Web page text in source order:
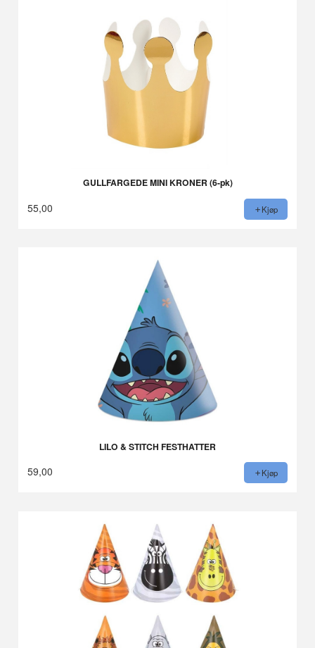
GULLFARGEDE MINI KRONER (6-pk)
55,00 Kjøp
LILO & STITCH FESTHATTER
59,00 Kjøp